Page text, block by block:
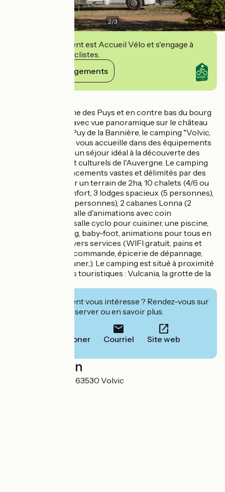
2/3
Cet établissement est Accueil Vélo et s'engage à
accueillir des cyclistes.
Voir ses engagements
Au pied de la chaîne des Puys et en contre bas du bourg
typique de Volvic avec vue panoramique sur le château
de Tournoël et le Puy de la Bannière, le camping "Volvic,
pierre et sources" vous accueille dans des équipements
tout confort pour un séjour idéal à la découverte des
trésors naturels et culturels de l'Auvergne. Le camping
propose 46 emplacements vastes et délimités par des
haies végétales sur un terrain de 2ha, 10 chalets (4/6 ou
6/8 pers.) tout confort, 3 lodges spacieux (5 personnes),
7 tentes Ponza (5 personnes), 2 cabanes Lonna (2
personnes), une salle d'animations avec coin
bibliothèque, une salle cyclo pour cuisiner, une piscine,
table de ping-pong, baby-foot, animations pour tous en
juillet et aout et divers services (WIFI gratuit, pains et
viennoiseries sur commande, épicerie de dépannage,
service petit déjeuner..). Le camping est situé à proximité
de nombreux sites touristiques : Vulcania, la grotte de la
Cet établissement vous intéresse ? Rendez-vous sur
leur site pour réserver ou en savoir plus.
Téléphoner Courriel Site web
Localisation
Rue de Chancelas 63530 Volvic